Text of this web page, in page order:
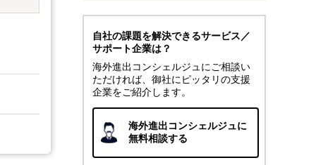
自社の課題を解決できるサービス／
サポート企業は？
海外進出コンシェルジュにご相談い
ただければ、御社にピッタリの支援
企業をご紹介します。
海外進出コンシェルジュに
無料相談する